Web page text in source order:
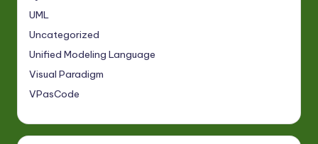
UML
Uncategorized
Unified Modeling Language
Visual Paradigm
VPasCode